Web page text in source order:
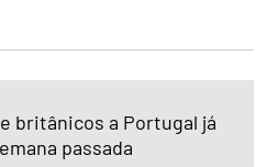
britânicos a Portugal já
passada